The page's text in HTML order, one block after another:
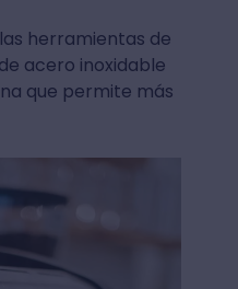
herramientas de
acero inoxidable
que permite más